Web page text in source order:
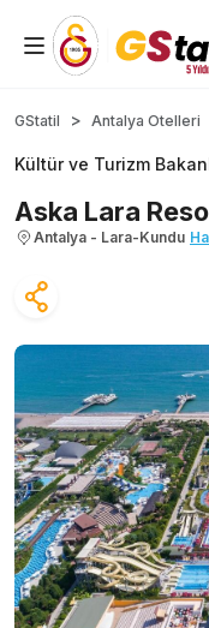
Yurt İçi Oteller
Temalı Oteller
Kıbrıs Otelleri
Taraftar Otelleri
Yurt Dışı Turlar
GStatil Antalya Otelleri
Kültür ve Turizm
Aska Lara
Antalya - Lara-Kundu